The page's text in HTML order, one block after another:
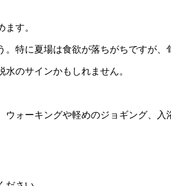
す。
特に夏場は食欲が落ちがちですが、
のサインかもしれません。
ォーキングや軽めのジョギング、入